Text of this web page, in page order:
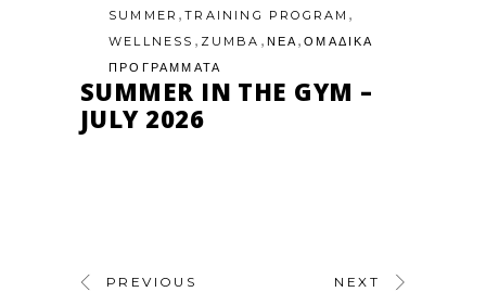
SUMMER ,TRAINING PROGRAM ,
WELLNESS , ZUMBA , ΝΕΑ,ΟΜΑΔΙΚΑ
ΠΡΟΓΡΑΜΜΑΤΑ
SUMMER IN THE GYM –
JULY 2026
PREVIOUS NEXT